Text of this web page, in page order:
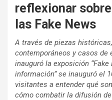
reflexionar
las Fake News
A través de piezas
contemporáneos y casos de
inauguró la exposición
información” se inauguró el
visitantes a entender qué
cómo combatir la difusión